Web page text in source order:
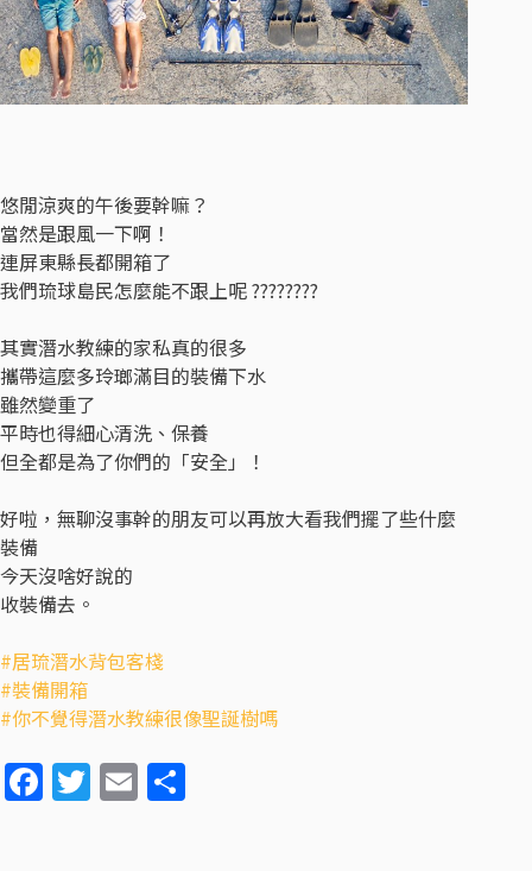
悠閒涼爽的午後要幹嘛？
當然是跟風一下啊！
連屏東縣長都開箱了
我們琉球島民怎麼能不跟上呢????????
其實潛水教練的家私真的很多
攜帶這麼多玲瑯滿目的裝備下水
雖然變重了
平時也得細心清洗、保養
但全都是為了你們的「安全」！
好啦，無聊沒事幹的朋友可以再放大看我們擺了些什麼
裝備
今天沒啥好說的
收裝備去。
#居琉潛水背包客棧
#裝備開箱
#你不覺得潛水教練很像聖誕樹嗎
F
a
T
w
E
m